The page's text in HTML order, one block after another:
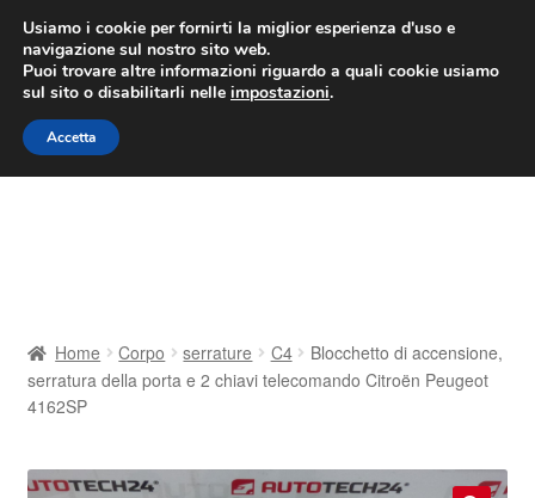
CONSEGNA da 7 EUR
Lun-Ven 9:00 - 16:00/800 580 290
Vai
alla
navigazione
Vai
al
contenuto
Consegna
Home Corpo serrature C4
Blocchetto di accensione,
serratura della porta e 2 chiavi telecomando Citroën Peugeot
4162SP
Usiamo i cookie per fornirti la miglior esperienza d'uso e
navigazione sul nostro sito web.
Puoi trovare altre informazioni riguardo a quali cookie usiamo
sul sito o disabilitarli nelle impostazioni.
Accetta